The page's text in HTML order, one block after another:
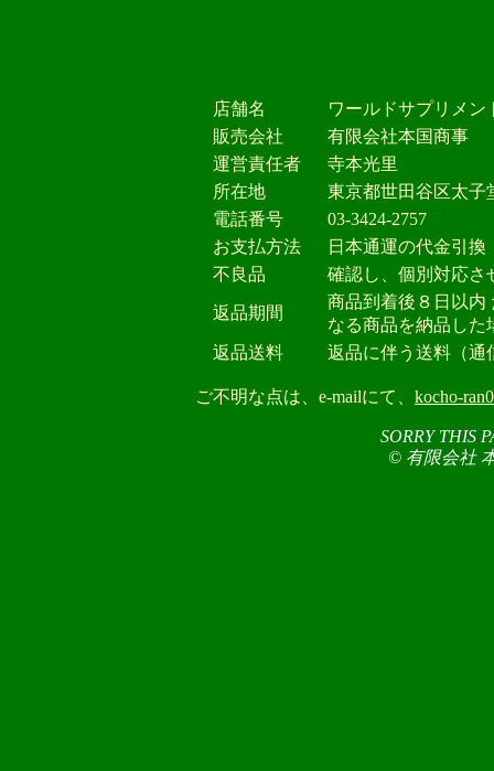
店舗名
ワールドサプリメン
販売会社
有限会社本国商事
運営責任者
寺本光里
所在地
東京都世田谷区太子
電話番号
03-3424-2757
お支払方法
日本通運の代金引換
不良品
確認し、個別対応さ
返品期間
商品到着後８日以内
なる商品を納品した
返品送料
返品に伴う送料（通
ご不明な点は、e-mailにて、 kocho-
SORRY THIS
© 有限会社